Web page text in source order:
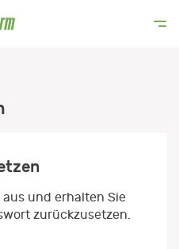
aus und erhalten Sie
zurückzusetzen.